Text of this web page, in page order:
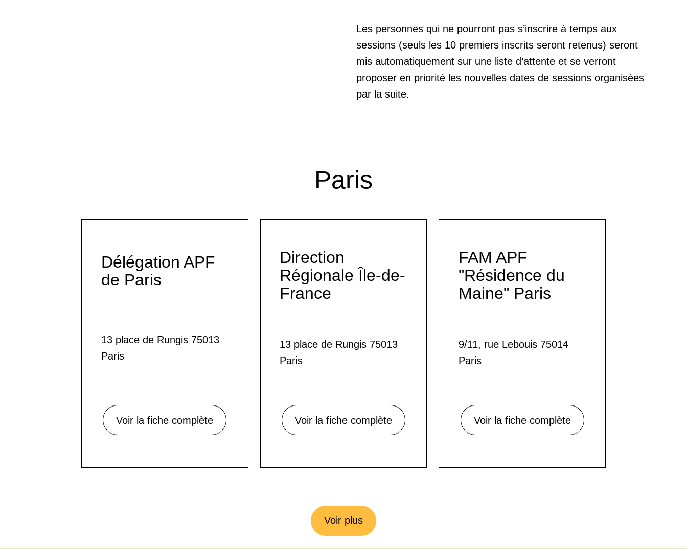
Les personnes qui ne pourront pas s’inscrire à temps aux
sessions (seuls les 10 premiers inscrits seront retenus) seront
mis automatiquement sur une liste d’attente et se verront
proposer en priorité les nouvelles dates de sessions organisées
par la suite.
Paris
Délégation APF
de Paris
13 place de Rungis 75013
Paris
Voir la fiche complète
Direction
Régionale Île-de-
France
13 place de Rungis 75013
Paris
Voir la fiche complète
FAM APF
"Résidence du
Maine" Paris
9/11, rue Lebouis 75014
Paris
Voir la fiche complète
Voir plus